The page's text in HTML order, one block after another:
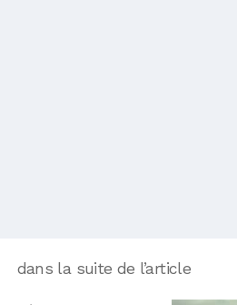
dans la suite de l’article